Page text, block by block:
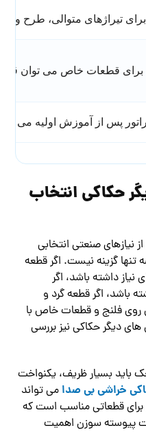
برای تیراژهای متوالی، طرح
برای قطعات خاص می توان
پس از آموزش اولیه می
حکاکی انتخاب
نیازهای صنعتی انتخابی
تنها گزینه نیست. اگر قطعه
داشته باشد، اگر
باشد، اگر قطعه گرد و
روی فلنج و قطعات خاص با
دیگر حکاکی نیز بررسی
باید بسیار ظریف، یکنواخت
خراشی بی صدا می تواند
قطعاتی مناسب است که
پیوسته سوزن اهمیت